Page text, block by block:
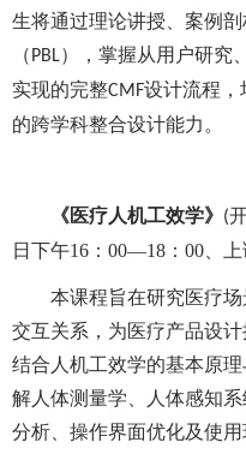
生将通过理论讲授、案例
（ PBL），掌握从用户研究
实现的完整CMF设计流程，
的跨学科整合设计能力。
《 医疗人机工效学》 (
日下午16：00—18：00 、
本课程旨在研究医疗
交互关系，为医疗产品设
结合人机工效学的基本原
解人体测量学、人体感知
分析、操作界面优化及使